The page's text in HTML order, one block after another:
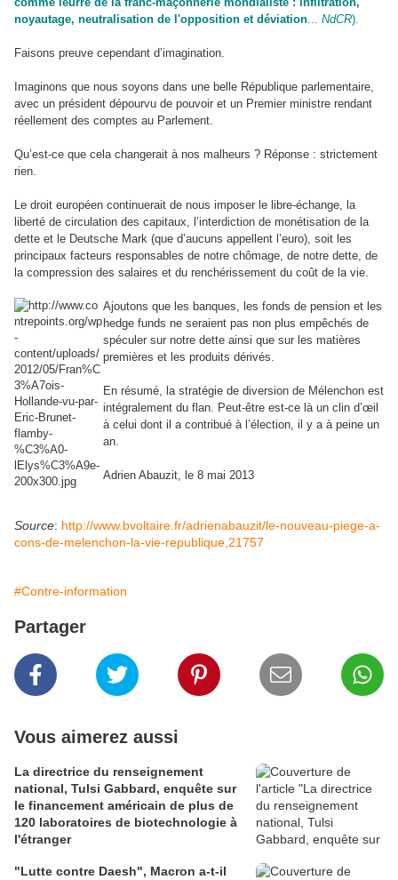
noyautage, neutralisation de l'opposition et déviation... NdCR).
Faisons preuve cependant d’imagination.
Imaginons que nous soyons dans une belle République parlementaire,
avec un président dépourvu de pouvoir et un Premier ministre rendant
réellement des comptes au Parlement.
Qu’est-ce que cela changerait à nos malheurs ? Réponse : strictement
rien.
Le droit européen continuerait de nous imposer le libre-échange, la
liberté de circulation des capitaux, l’interdiction de monétisation de la
dette et le Deutsche Mark (que d’aucuns appellent l’euro), soit les
principaux facteurs responsables de notre chômage, de notre dette, de
la compression des salaires et du renchérissement du coût de la vie.
Ajoutons que les banques, les fonds de pension et les
hedge funds ne seraient pas non plus empêchés de
spéculer sur notre dette ainsi que sur les matières
premières et les produits dérivés.
En résumé, la stratégie de diversion de Mélenchon est
intégralement du flan. Peut-être est-ce là un clin d’œil
à celui dont il a contribué à l’élection, il y a à peine un
an.
Adrien Abauzit, le 8 mai 2013
Source: http://www.bvoltaire.fr/adrienabauzit/le-nouveau-piege-a-
cons-de-melenchon-la-vie-republique,21757
#Contre-information
Partager
Vous aimerez aussi
La directrice du renseignement
national, Tulsi Gabbard, enquête sur
le financement américain de plus de
120 laboratoires de biotechnologie à
l'étranger
"Lutte contre Daesh", Macron a-t-il